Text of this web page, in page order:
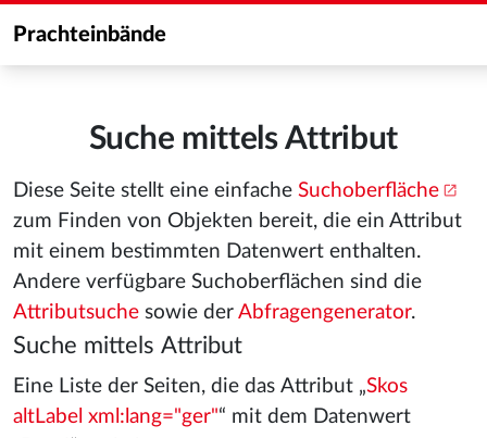
Prachteinbände
Suche mittels Attribut
Diese Seite stellt eine einfache Suchoberfläche
zum Finden von Objekten bereit, die ein Attribut
mit einem bestimmten Datenwert enthalten.
Andere verfügbare Suchoberflächen sind die
Attributsuche sowie der Abfragengenerator.
Suche mittels Attribut
Eine Liste der Seiten, die das Attribut „Skos
altLabel xml:lang="ger"“ mit dem Datenwert